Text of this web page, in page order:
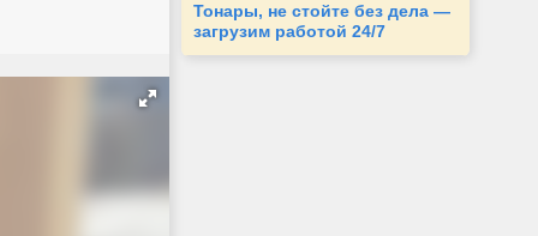
Тонары, не стойте без дела —
загрузим работой 24/7